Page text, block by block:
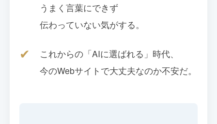
うまく言葉にできず
伝わっていない気がする。
✔
これからの「AIに選ばれる」時代、
今のWebサイトで大丈夫なのか不安だ。